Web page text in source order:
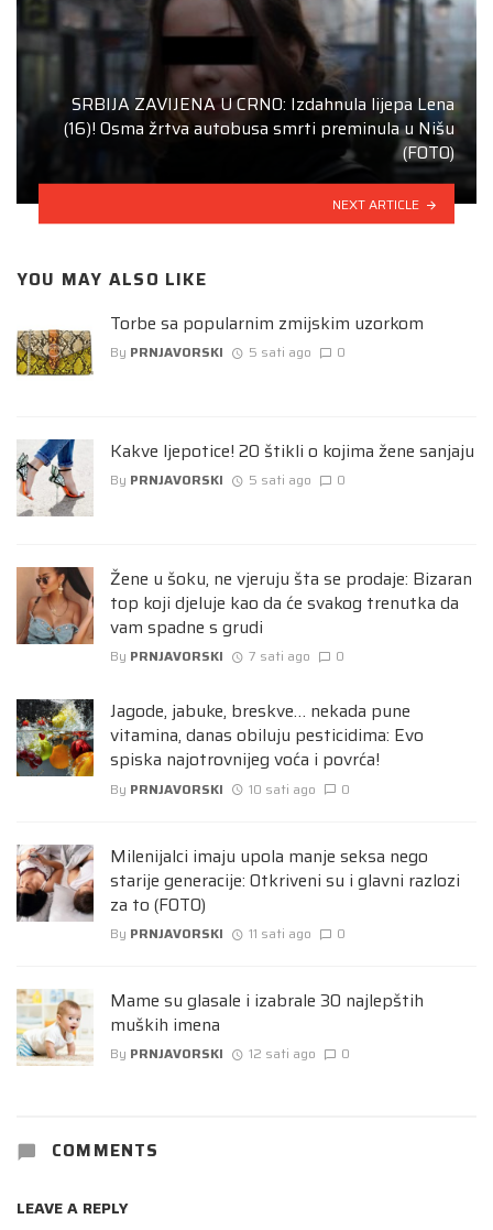
SRBIJA ZAVIJENA U CRNO: Izdahnula lijepa Lena
(16)! Osma žrtva autobusa smrti preminula u Nišu
(FOTO)
NEXT ARTICLE
YOU MAY ALSO LIKE
Torbe sa popularnim zmijskim uzorkom
By PRNJAVORSKI 5 sati ago 0
Kakve ljepotice! 20 štikli o kojima žene sanjaju
By PRNJAVORSKI 5 sati ago 0
Žene u šoku, ne vjeruju šta se prodaje: Bizaran
top koji djeluje kao da će svakog trenutka da
vam spadne s grudi
By PRNJAVORSKI 7 sati ago 0
Jagode, jabuke, breskve… nekada pune
vitamina, danas obiluju pesticidima: Evo
spiska najotrovnijeg voća i povrća!
By PRNJAVORSKI 10 sati ago 0
Milenijalci imaju upola manje seksa nego
starije generacije: Otkriveni su i glavni razlozi
za to (FOTO)
By PRNJAVORSKI 11 sati ago 0
Mame su glasale i izabrale 30 najlepštih
muških imena
By PRNJAVORSKI 12 sati ago 0
COMMENTS
LEAVE A REPLY